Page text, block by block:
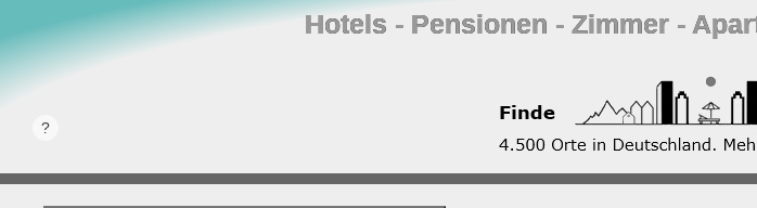
Hotels ‐ Pensionen ‐ Zimmer ‐